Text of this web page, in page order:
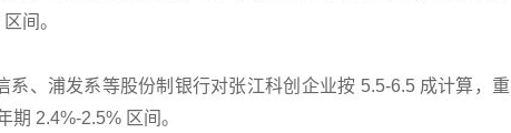
间。
系、浦发系等股份制银行对张江科创企业按 5.5-6.5 成计算，重
2.4%-2.5% 区间。